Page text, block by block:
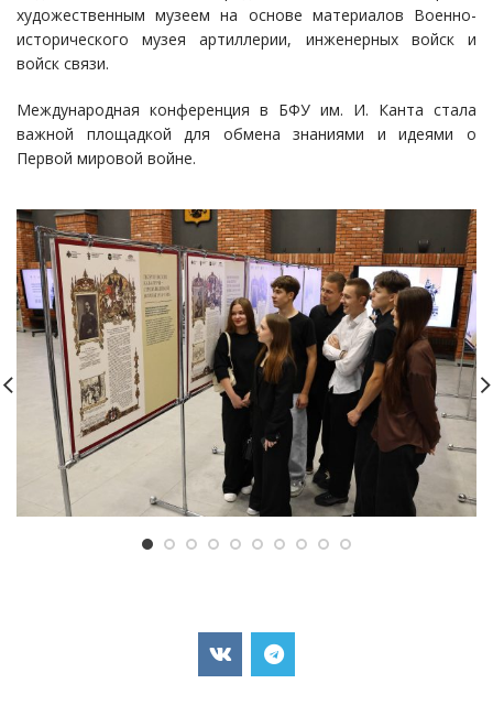
художественным музеем на основе материалов Военно-
исторического музея артиллерии, инженерных войск и
войск связи.
Международная конференция в БФУ им. И. Канта стала
важной площадкой для обмена знаниями и идеями о
Первой мировой войне.